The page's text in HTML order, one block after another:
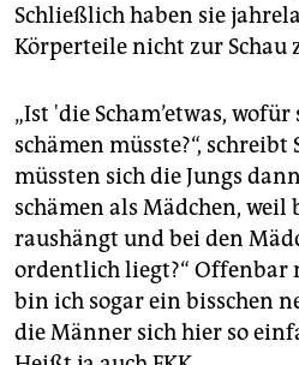
Schließlich haben sie
Körperteile nicht zur Schau
„Ist 'die Scham’etwas,
schämen müsste?“, schreibt
müssten sich die Jungs
schämen als Mädchen, weil
raushängt und bei den
ordentlich liegt?“ Offenbar
bin ich sogar ein bisschen
die Männer sich hier so